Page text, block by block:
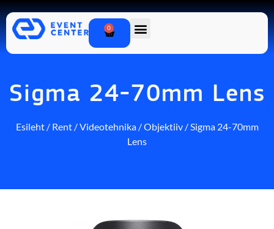
0
Sigma 24-70mm Lens
Esileht/ Rent/Videotehnika/Objektiiv/ Sigma 24-70mm
Lens